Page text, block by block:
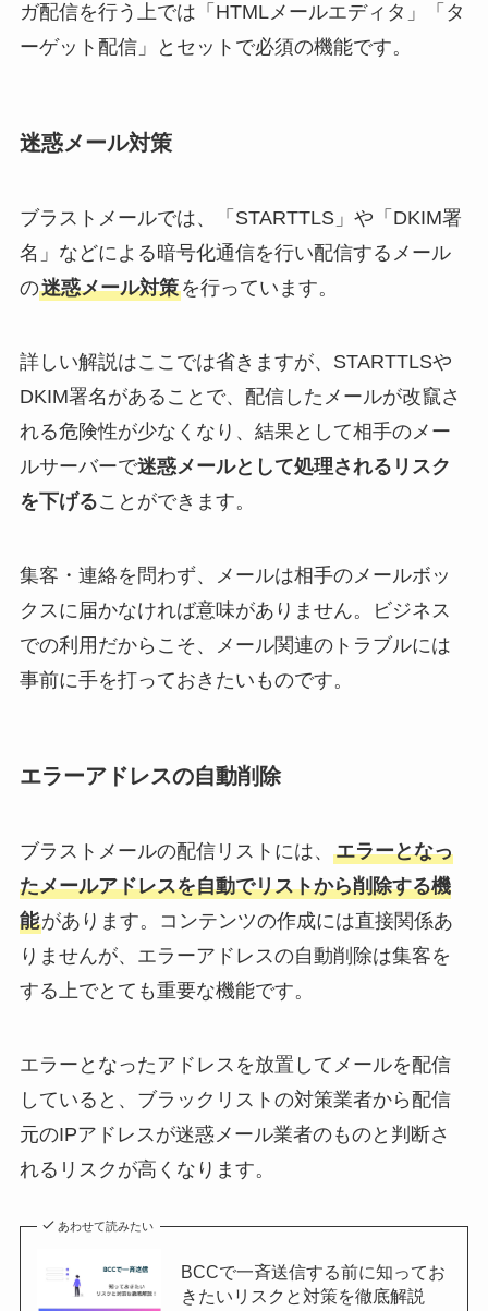
ガ配信を行う上では「HTMLメールエディタ」「タ
ーゲット配信」とセットで必須の機能です。
迷惑メール対策
ブラストメールでは、「STARTTLS」や「DKIM署
名」などによる暗号化通信を行い配信するメール
の迷惑メール対策を行っています。
詳しい解説はここでは省きますが、STARTTLSや
DKIM署名があることで、配信したメールが改竄さ
れる危険性が少なくなり、結果として相手のメー
ルサーバーで迷惑メールとして処理されるリスク
を下げることができます。
集客・連絡を問わず、メールは相手のメールボッ
クスに届かなければ意味がありません。ビジネス
での利用だからこそ、メール関連のトラブルには
事前に手を打っておきたいものです。
エラーアドレスの自動削除
ブラストメールの配信リストには、 エラーとなっ
たメールアドレスを自動でリストから削除する機
能があります。コンテンツの作成には直接関係あ
りませんが、エラーアドレスの自動削除は集客を
する上でとても重要な機能です。
エラーとなったアドレスを放置してメールを配信
していると、ブラックリストの対策業者から配信
元のIPアドレスが迷惑メール業者のものと判断さ
れるリスクが高くなります。
あわせて読みたい
BCCで一斉送信する前に知ってお
きたいリスクと対策を徹底解説